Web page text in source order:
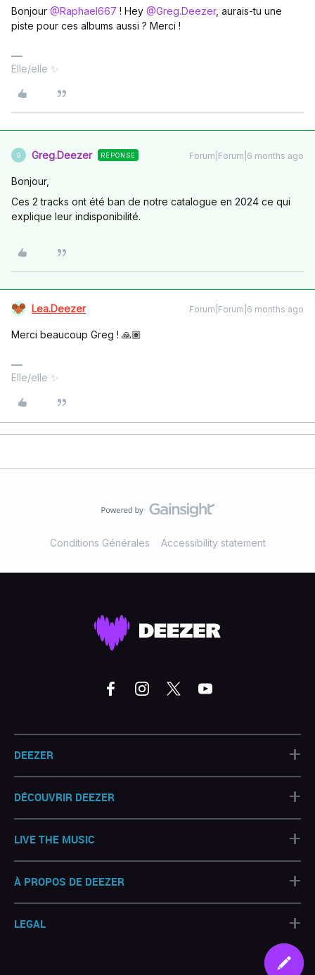
Bonjour ​ @Raphael667 ! Hey ​ @Greg.Deezer, aurais-tu une
piste pour ces albums aussi ? Merci !
Elle/elle ✨
G Greg.Deezer RÉPONSE Forum|Forum|6 months ago
Bonjour,
Ces 2 tracks ont été ban de notre catalogue en 2024 ce qui
explique leur indisponibilité.
Lea.Deezer Forum|Forum|6 months ago
Merci beaucoup Greg ! 🙏🏽
Elle/elle ✨
Conditions Générales Accessibility statement
DEEZER +
DÉCOUVRIR DEEZER +
LIVE THE MUSIC +
À PROPOS DE DEEZER +
LEGAL +